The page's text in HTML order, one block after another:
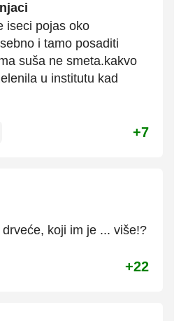
iseci pojas oko
i tamo posaditi
suša ne smeta.kakvo
u institutu kad
+7
koji im je ... više!?
+22